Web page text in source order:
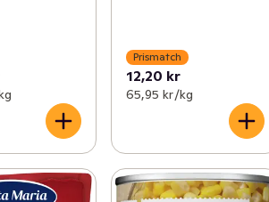
Prismatch
12,20 kr
65,95 kr /kg